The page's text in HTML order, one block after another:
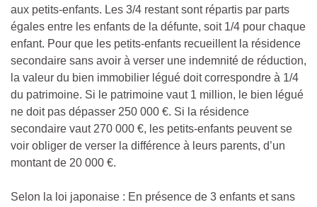
aux petits-enfants. Les 3/4 restant sont répartis par parts
égales entre les enfants de la défunte, soit 1/4 pour chaque
enfant. Pour que les petits-enfants recueillent la résidence
secondaire sans avoir à verser une indemnité de réduction,
la valeur du bien immobilier légué doit correspondre à 1/4
du patrimoine. Si le patrimoine vaut 1 million, le bien légué
ne doit pas dépasser 250 000 €. Si la résidence
secondaire vaut 270 000 €, les petits-enfants peuvent se
voir obliger de verser la différence à leurs parents, d’un
montant de 20 000 €.
Selon la loi japonaise : En présence de 3 enfants et sans